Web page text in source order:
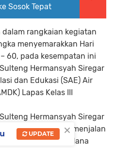
Sosok Tepat
rangkaian kegiatan
menyemarakkan Hari
60, pada kesempatan ini
Hermansyah Siregar
dan Edukasi (SAE) Air
Lapas Kelas III
Hermansyah Siregar
dalam menjalan
narapidana
×
UPDATE